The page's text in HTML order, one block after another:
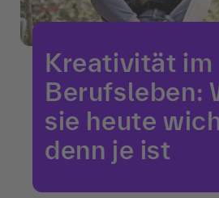
Kreativität im
Berufsleben:
sie heute
denn je ist